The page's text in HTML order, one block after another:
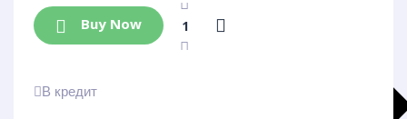
Buy Now
В кредит